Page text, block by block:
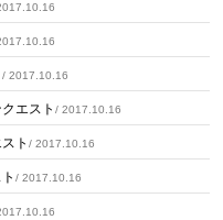
/ 2017.10.16
エスト / 2017.10.16
ト / 2017.10.16
/ 2017.10.16